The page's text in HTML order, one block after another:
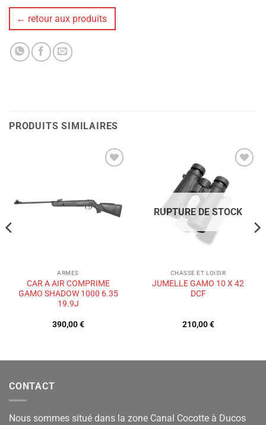
← retour aux produits
PRODUITS SIMILAIRES
souhaits
ARMES
CAR A AIR COMPRIME
GAMO SHADOW 1000 6.35
19.9J
390,00€
à la liste
souhaits
RUPTURE DE STOCK
CHASSE ET LOISIR
JUMELLE GAMO 10 X 42
DCF
210,00€
CONTACT
Nous sommes situé dans la zone Canal Cocotte à Ducos